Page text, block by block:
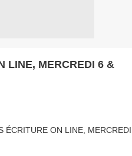
LINE, MERCREDI 6 &